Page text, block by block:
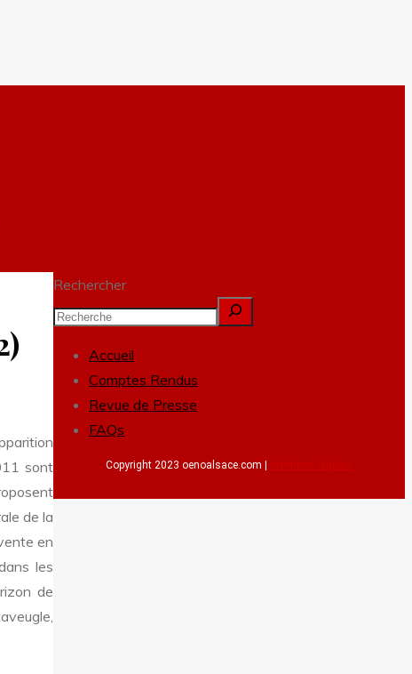
sont
de la
en
les
de
Rechercher
Accueil
Comptes Rendus
Revue de Presse
FAQs
Copyright 2023 oenoalsace.com | Mentions légales